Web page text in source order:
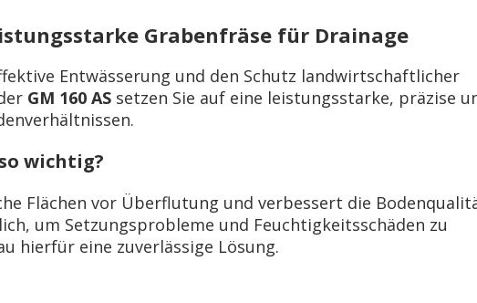
Grabenfräse für Drainage
Entwässerung und den Schutz landwirtschaftlicher
GM 160 AS setzen Sie auf eine leistungsstarke, präzise
wichtig?
Flächen vor Überflutung und verbessert die
um Setzungsprobleme und Feuchtigkeitsschäden zu
hierfür eine zuverlässige Lösung.